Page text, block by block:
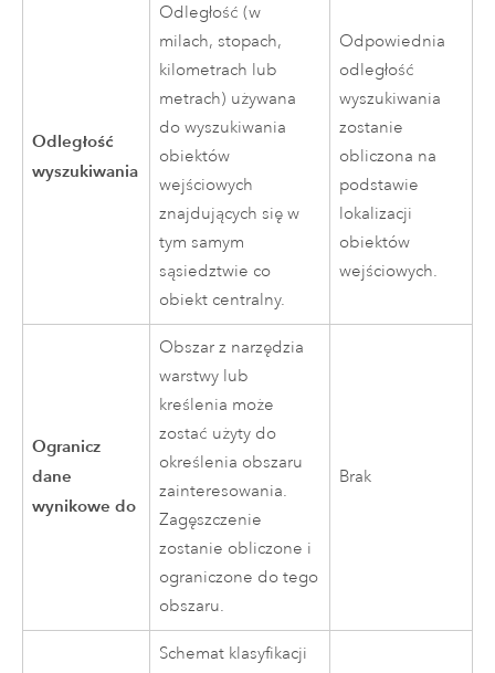
Odległość
wyszukiwania
Odległość (w
milach, stopach,
kilometrach lub
metrach) używana
do wyszukiwania
obiektów
wejściowych
znajdujących się w
tym samym
sąsiedztwie co
obiekt centralny.
Odpowiednia
odległość
wyszukiwania
zostanie
obliczona na
podstawie
lokalizacji
obiektów
wejściowych.
Ogranicz
dane
wynikowe do
Obszar z narzędzia
warstwy lub
kreślenia może
zostać użyty do
określenia obszaru
zainteresowania.
Zagęszczenie
zostanie obliczone i
ograniczone do tego
obszaru.
Brak
Schemat klasyfikacji